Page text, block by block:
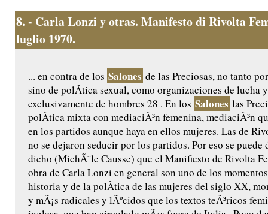
8. - Carla Lonzi y otras. Manifesto di Rivolta
luglio 1970.
... en contra de los Salones de las Preciosas, no tanto
sino de polÃ­tica sexual, como organizaciones de lucha
exclusivamente de hombres 28 . En los Salones las
polÃ­tica mixta con mediaciÃ³n femenina, mediaciÃ³n
en los partidos aunque haya en ellos mujeres. Las de
no se dejaron seducir por los partidos. Por eso se puede
dicho (MichÃ¨le Causse) que el Manifiesto de Rivolta
obra de Carla Lonzi en general son uno de los
historia y de la polÃ­tica de las mujeres del siglo XX,
y mÃ¡s radicales y lÃºcidos que los textos teÃ³ricos